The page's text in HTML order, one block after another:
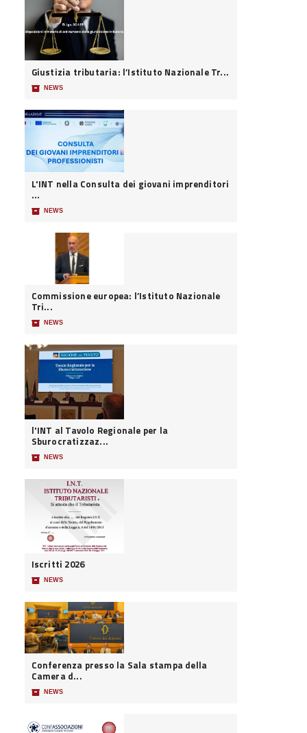
Giustizia tributaria: l’Istituto Nazionale Tr...
📦 NEWS
L'INT nella Consulta dei giovani imprenditori
...
📦 NEWS
Commissione europea: l’Istituto Nazionale
Tri...
📦 NEWS
l'INT al Tavolo Regionale per la
Sburocratizzaz...
📦 NEWS
Iscritti 2026
📦 NEWS
Conferenza presso la Sala stampa della
Camera d...
📦 NEWS